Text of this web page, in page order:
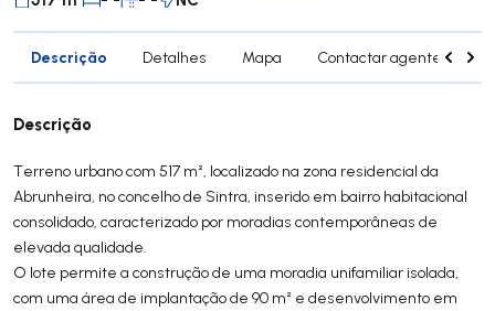
Descrição Detalhes Mapa Contactar agente
Descrição
Terreno urbano com 517 m², localizado na zona residencial da
Abrunheira, no concelho de Sintra, inserido em bairro habitacional
consolidado, caracterizado por moradias contemporâneas de
elevada qualidade.
O lote permite a construção de uma moradia unifamiliar isolada,
com uma área de implantação de 90 m² e desenvolvimento em